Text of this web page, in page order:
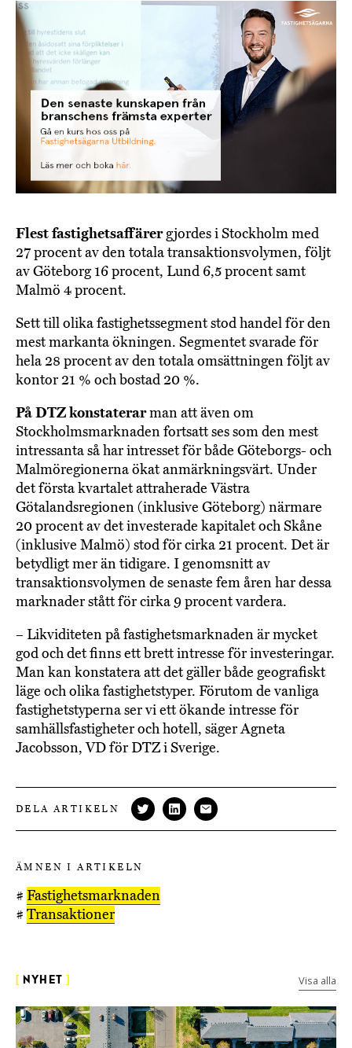
Flest fastighetsaffärergjordes i Stockholm med
27 procent av den totala transaktionsvolymen, följt
av Göteborg 16 procent, Lund 6,5 procent samt
Malmö 4 procent.
Sett till olika fastighetssegment stod handel för den
mest markanta ökningen. Segmentet svarade för
hela 28 procent av den totala omsättningen följt av
kontor 21 % och bostad 20 %.
På DTZ konstaterarman att även om
Stockholmsmarknaden fortsatt ses som den mest
intressanta så har intresset för både Göteborgs- och
Malmöregionerna ökat anmärkningsvärt. Under
det första kvartalet attraherade Västra
Götalandsregionen (inklusive Göteborg) närmare
20 procent av det investerade kapitalet och Skåne
(inklusive Malmö) stod för cirka 21 procent. Det är
betydligt mer än tidigare. I genomsnitt av
transaktionsvolymen de senaste fem åren har dessa
marknader stått för cirka 9 procent vardera.
– Likviditeten på fastighetsmarknaden är mycket
god och det finns ett brett intresse för investeringar.
Man kan konstatera att det gäller både geografiskt
läge och olika fastighetstyper. Förutom de vanliga
fastighetstyperna ser vi ett ökande intresse för
samhällsfastigheter och hotell, säger Agneta
Jacobsson, VD för DTZ i Sverige.
DELA ARTIKELN
ÄMNEN I ARTIKELN
# Fastighetsmarknaden
# Transaktioner
NYHET Visa alla